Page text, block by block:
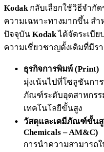
Kodak กลับเลือกใช้วิธีจำกั
ความเฉพาะทางมากขึ้น สำ
ปัจจุบัน Kodakได้จัดระเบีย
ความเชี่ยวชาญดั้งเดิมที่มีร
ธุรกิจการพิมพ์ (Print)
มุ่งเน้นไปที่โซลูชันกา
ภัณฑ์ระดับอุตสาหกรร
เทคโนโลยีขั้นสูง
วัสดุและเคมีภัณฑ์ขั้นสู
Chemicals – AM&C)
การนำความสามารถ